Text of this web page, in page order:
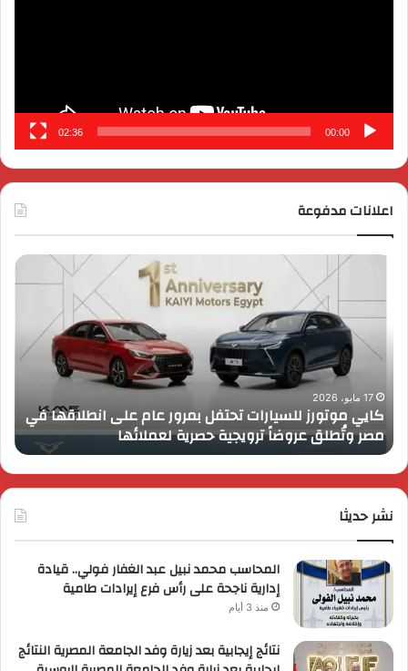
00:00
02:36
اعلانات مدفوعة
للسيارات
تحتفل
بمرور
عام
انطلاقها
في
مصر
وتُطلق
عروضاً
ترويجية
حصرية
17 مايو، 2026
كايي موتورز للسيارات تحتفل بمرور عام على انطلاقها في
مصر وتُطلق عروضاً ترويجية حصرية لعملائها
نشر حديثا
المحاسب محمد نبيل عبد الغفار فولي.. قيادة
إدارية ناجحة على رأس فرع إيرادات طامية
منذ 3 أيام
نتائج إيجابية بعد زيارة وفد الجامعة المصرية النتائج